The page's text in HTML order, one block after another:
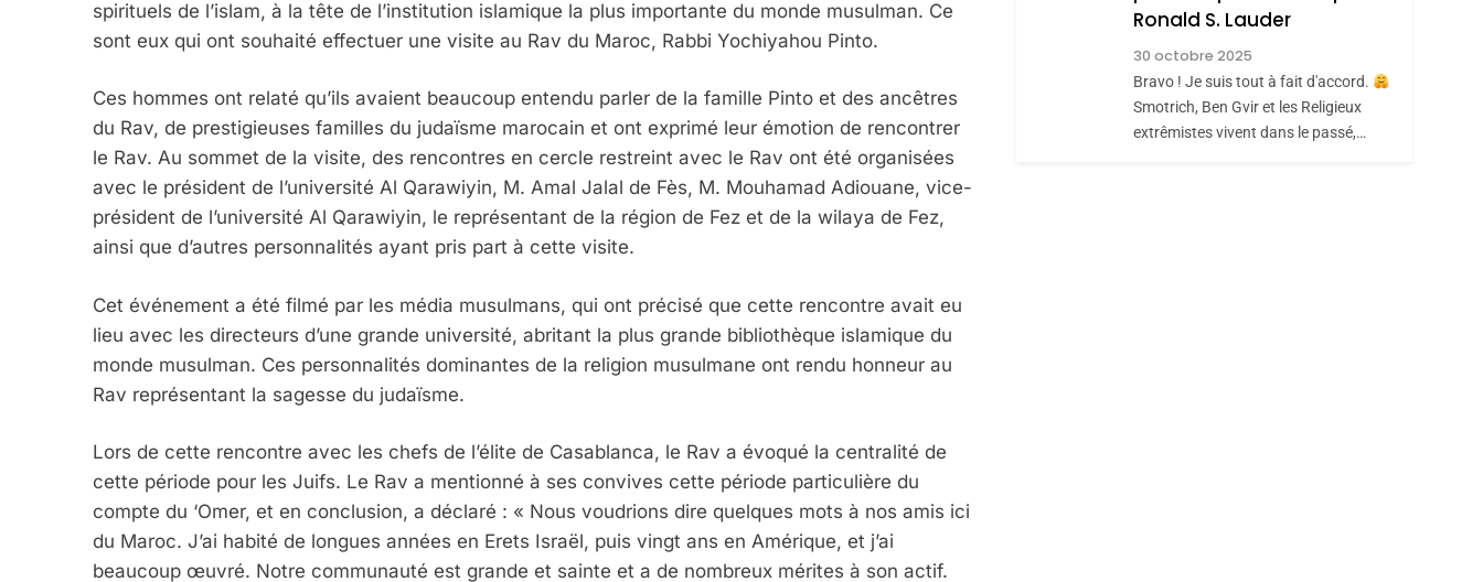
spirituels de l’islam, à la tête de l’institution islamique la plus importante du monde musulman. Ce
sont eux qui ont souhaité effectuer une visite au Rav du Maroc, Rabbi Yochiyahou Pinto.
Ces hommes ont relaté qu’ils avaient beaucoup entendu parler de la famille Pinto et des ancêtres
du Rav, de prestigieuses familles du judaïsme marocain et ont exprimé leur émotion de rencontrer
le Rav. Au sommet de la visite, des rencontres en cercle restreint avec le Rav ont été organisées
avec le président de l’université Al Qarawiyin, M. Amal Jalal de Fès, M. Mouhamad Adiouane, vice-
président de l’université Al Qarawiyin, le représentant de la région de Fez et de la wilaya de Fez,
ainsi que d’autres personnalités ayant pris part à cette visite.
Cet événement a été filmé par les média musulmans, qui ont précisé que cette rencontre avait eu
lieu avec les directeurs d’une grande université, abritant la plus grande bibliothèque islamique du
monde musulman. Ces personnalités dominantes de la religion musulmane ont rendu honneur au
Rav représentant la sagesse du judaïsme.
Lors de cette rencontre avec les chefs de l’élite de Casablanca, le Rav a évoqué la centralité de
cette période pour les Juifs. Le Rav a mentionné à ses convives cette période particulière du
compte du ‘Omer, et en conclusion, a déclaré : « Nous voudrions dire quelques mots à nos amis ici
du Maroc. J’ai habité de longues années en Erets Israël, puis vingt ans en Amérique, et j’ai
beaucoup œuvré. Notre communauté est grande et sainte et a de nombreux mérites à son actif.
JUDAÏTE Par Thérèse
Zrihen-Dvir
CE QUI NOUS
MANQUE – Jacques
Hadida
JUDAISME
Maroc : Les Amandes
Ronald S. Lauder
30 octobre 2025
Bravo ! Je suis tout à fait d'accord.
Smotrich, Ben Gvir et les Religieux
extrêmistes vivent dans le passé,…